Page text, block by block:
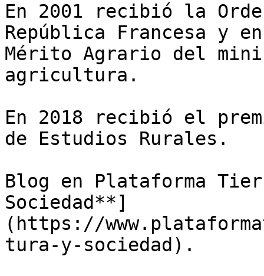
En 2001 recibió la
República Francesa y
Mérito Agrario del
agricultura.
En 2018 recibió el
de Estudios Rurales.
Blog en Plataforma
Sociedad**]
(https://
tura-y-sociedad).